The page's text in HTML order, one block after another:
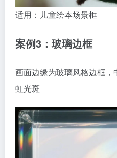
适用：儿童绘本场景框
案例3：玻璃边框
画面边缘为玻璃风格边框
虹光斑